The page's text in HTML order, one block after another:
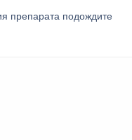
препарата подождите